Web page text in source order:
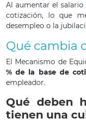
Al aumentar el
cotización, lo que
desempleo o la
Qué cambia
El Mecanismo de
% de la base de
empleador.
Qué deben
tienen una